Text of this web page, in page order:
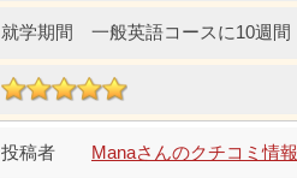
一般英語コースに10週間
Manaさんのクチコミ情報